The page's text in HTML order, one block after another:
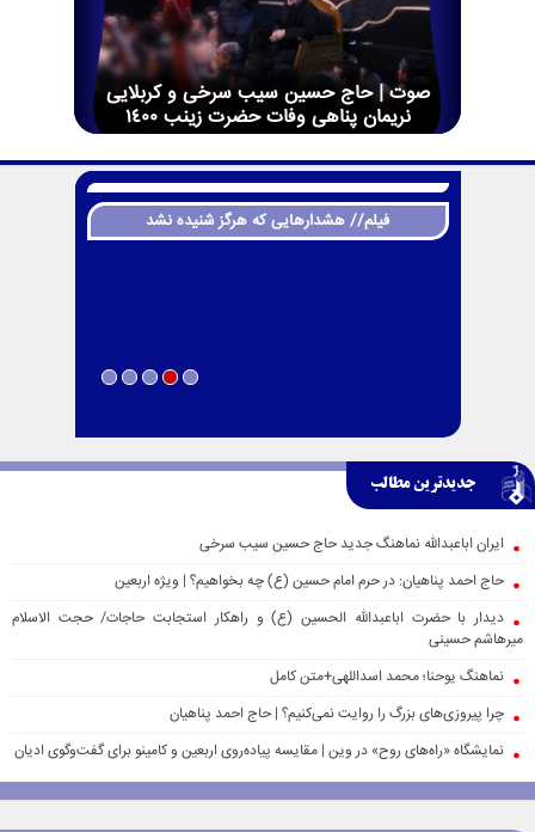
صوت | حاج حسین سیب سرخی و کربلایی
نریمان پناهی وفات حضرت زینب 1400
فیلم// هشدارهایی که هرگز شنیده نشد
جدیدترین مطالب
ایران اباعبدالله نماهنگ جدید حاج حسین سیب سرخی
حاج احمد پناهیان: در حرم امام حسین (ع) چه بخواهیم؟ | ویژه اربعین
دیدار با حضرت اباعبدالله الحسین (ع) و راهکار استجابت حاجات/ حجت الاسلام
میرهاشم حسینی
نماهنگ یوحنا؛ محمد اسداللهی+متن کامل
چرا پیروزی‌های بزرگ را روایت نمی‌کنیم؟ | حاج احمد پناهیان
نمایشگاه «راه‌های روح» در وین | مقایسه پیاده‌روی اربعین و کامینو برای گفت‌وگوی ادیان